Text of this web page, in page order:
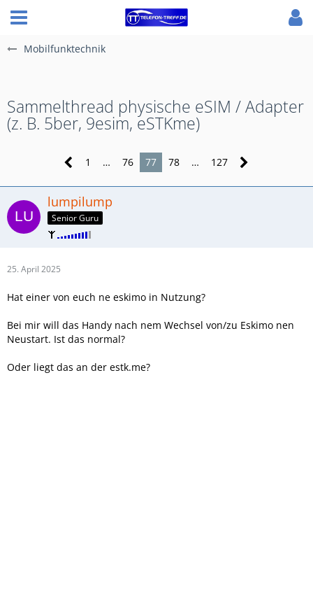
Mobilfunktechnik
Sammelthread physische eSIM / Adapter
(z. B. 5ber, 9esim, eSTKme)
1 … 76 77 78 … 127
lumpilump
Senior Guru
25. April 2025
Hat einer von euch ne eskimo in Nutzung?
Bei mir will das Handy nach nem Wechsel von/zu Eskimo nen
Neustart. Ist das normal?
Oder liegt das an der estk.me?